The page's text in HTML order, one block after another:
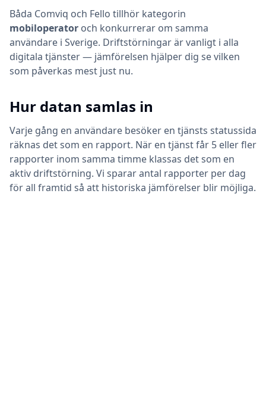
Båda Comviq och Fello tillhör kategorin
mobiloperator och konkurrerar om samma
användare i Sverige. Driftstörningar är vanligt i alla
digitala tjänster — jämförelsen hjälper dig se vilken
som påverkas mest just nu.
Hur datan samlas in
Varje gång en användare besöker en tjänsts statussida
räknas det som en rapport. När en tjänst får 5 eller fler
rapporter inom samma timme klassas det som en
aktiv driftstörning. Vi sparar antal rapporter per dag
för all framtid så att historiska jämförelser blir möjliga.